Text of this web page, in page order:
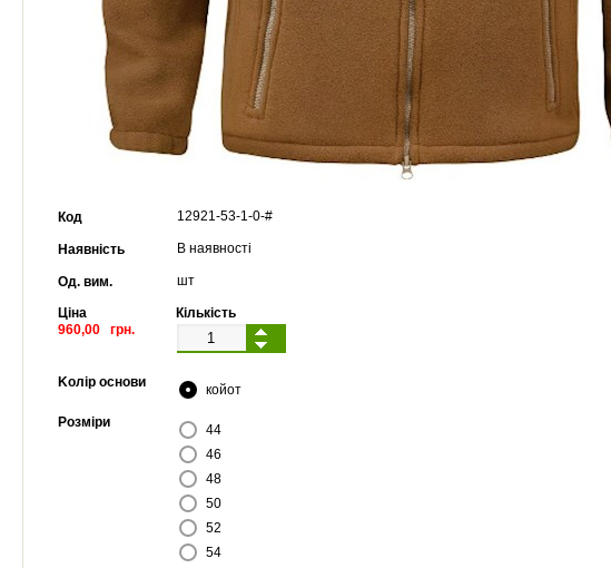
Код 12921-53-1-0-#
Наявність В наявності
Од. вим. шт
Ціна
960,00 грн.
Кількість
Kолір основи
койот
Pозміри
44
46
48
50
52
54